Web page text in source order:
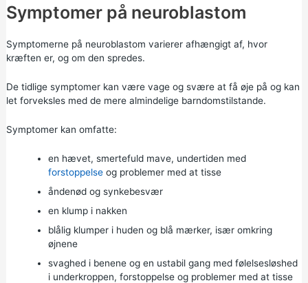
Symptomer på neuroblastom
Symptomerne på neuroblastom varierer afhængigt af, hvor
kræften er, og om den spredes.
De tidlige symptomer kan være vage og svære at få øje på og kan
let forveksles med de mere almindelige barndomstilstande.
Symptomer kan omfatte:
en hævet, smertefuld mave, undertiden med
forstoppelseog problemer med at tisse
åndenød og synkebesvær
en klump i nakken
blålig klumper i huden og blå mærker, især omkring
øjnene
svaghed i benene og en ustabil gang med følelsesløshed
i underkroppen, forstoppelse og problemer med at tisse